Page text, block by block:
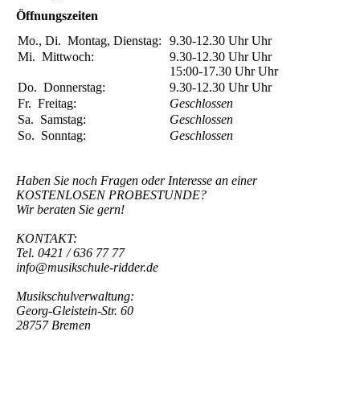
Öffnungszeiten
Mo., Di. Montag, Dienstag: 9.30-12.30 UhrUhr
Mi. Mittwoch: 9.30-12.30 UhrUhr
15:00-17.30 UhrUhr
Do. Donnerstag: 9.30-12.30 UhrUhr
Fr. Freitag:
Geschlossen
Sa. Samstag:
Geschlossen
So. Sonntag: Geschlossen
Haben Sie noch Fragen oder Interesse an einer
KOSTENLOSEN PROBESTUNDE?
Wir beraten Sie gern!
KONTAKT:
Tel. 0421 / 636 77 77
info@musikschule-ridder.de
Musikschulverwaltung:
Georg-Gleistein-Str. 60
28757 Bremen